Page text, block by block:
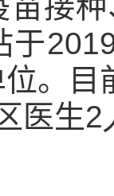
于
。
医生2